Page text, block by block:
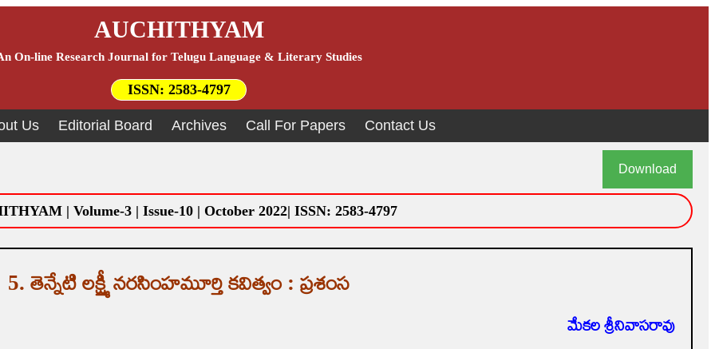
AUCHITHYAM
On-line Research Journal for Telugu Language & Literary Studies
ISSN: 2583-4797
Us Editorial Board Archives Call For Papers Contact Us
Download
| Volume-3 | Issue-10 | October 2022| ISSN: 2583-4797
5. తెన్నేటి లక్ష్మీ నరసింహమూర్తి కవిత్వం : ప్రశంస
మేకల శ్రీనివాసరావు